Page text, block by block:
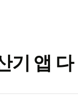
기 앱 다